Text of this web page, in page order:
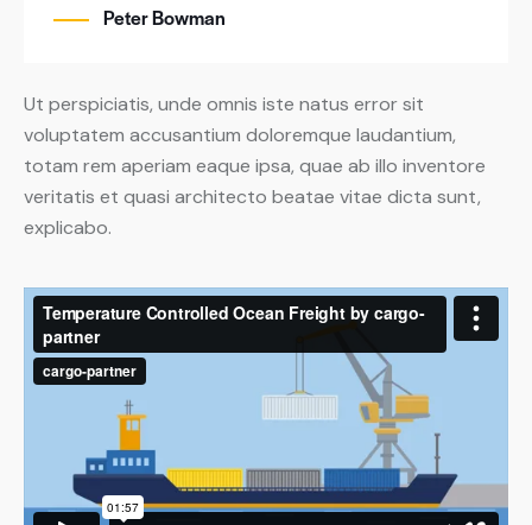
Peter Bowman
Ut perspiciatis, unde omnis iste natus error sit
voluptatem accusantium doloremque laudantium,
totam rem aperiam eaque ipsa, quae ab illo inventore
veritatis et quasi architecto beatae vitae dicta sunt,
explicabo.